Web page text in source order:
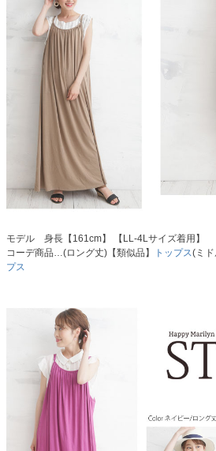
モデル 身長【161cm】 【LL-4Lサイズ着用】
コーデ商品…(ロング丈)【類似品】
トップス(ミ
プス